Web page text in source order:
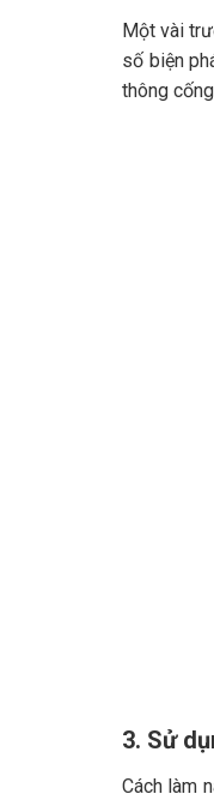
Một vài
số biện
thông
3. Sử
Cách làm